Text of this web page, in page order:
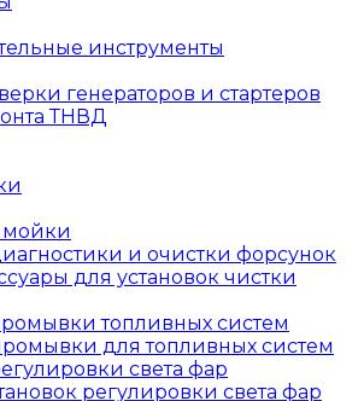
инструменты
генераторов и стартеров
ТНВД
мойки
и очистки форсунок
для установок чистки
топливных систем
для топливных систем
света фар
регулировки света фар